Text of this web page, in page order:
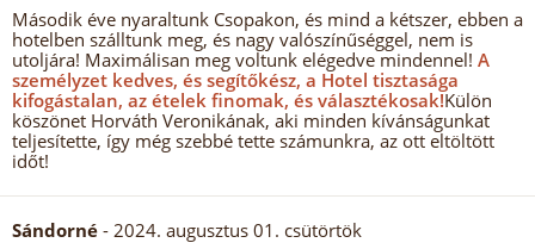
Második éve nyaraltunk Csopakon, és mind a kétszer, ebben a
hotelben szálltunk meg, és nagy valószínűséggel, nem is
utoljára! Maximálisan meg voltunk elégedve mindennel! A
személyzet kedves, és segítőkész, a Hotel tisztasága
kifogástalan, az ételek finomak, és választékosak!Külön
köszönet Horváth Veronikának, aki minden kívánságunkat
teljesítette, így még szebbé tette számunkra, az ott eltöltött
időt!
Sándorné - 2024. augusztus 01. csütörtök